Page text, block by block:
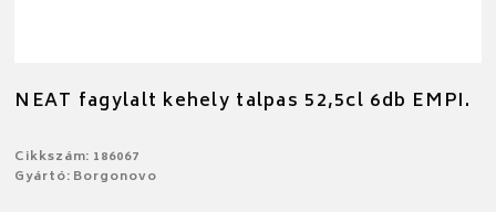
NEAT fagylalt kehely talpas 52,5cl 6db EMPI.
Cikkszám: 186067
Gyártó: Borgonovo